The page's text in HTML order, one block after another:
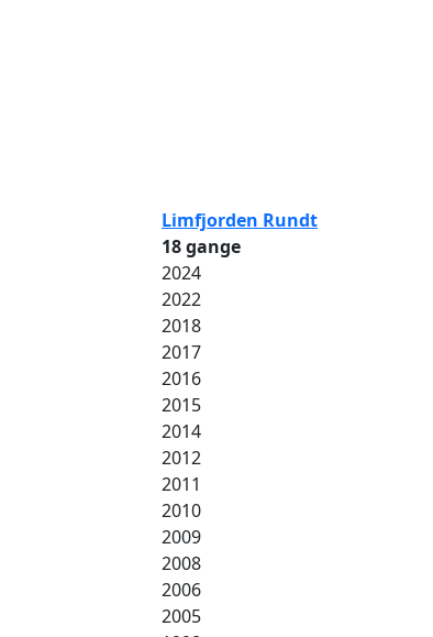
Limfjorden Rundt
18 gange
2024
2022
2018
2017
2016
2015
2014
2012
2011
2010
2009
2008
2006
2005